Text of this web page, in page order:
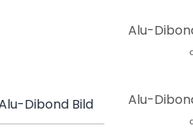
Dibond Bild